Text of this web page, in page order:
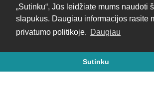
„Sutinku“, Jūs leidžiate mums naudoti
slapukus. Daugiau informacijos rasite
privatumo politikoje. Daugiau
Sutinku
Rašyti atsakymą...